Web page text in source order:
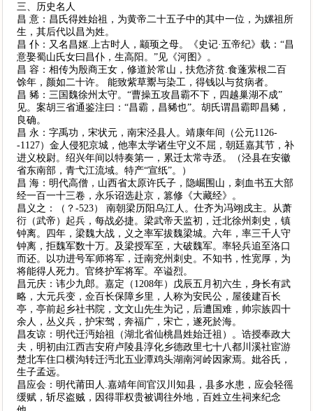
三、历史名人
昌 意：昌氏得姓始祖，为黄帝二十五子中的其中一位，为嫘祖所
生，其后代以昌为姓。
昌 仆：又名昌妪.上古时人，颛顼之母。《史记·五帝纪》载：“昌
意娶蜀山氏女曰昌仆，生高阳。”见《河图》。
昌 容：相传为殷商王女，修道於常山，扶危济贫.食蓬萦根二百
馀年，颜如二十许。 能致紫草鬻与染工，得钱以与贫病者。
昌 豨：三国魏徐州太守。“曹操五攻昌霸不下，四越巢湖不成”
见。案胡三省通鉴注曰：“昌霸，昌豨也”。胡氏谓昌霸即昌豨，
良确。
昌 永：字禹功，宋状元，南宋泾县人。靖康年间（公元1126-
-1127）金人侵犯京城，他率太学诸生守义不屈，朝廷嘉其节，补
进义校尉。绍兴年间以特奏第一，累迁太常寺丞。（泾县在安徽
省东南部，青弋江流域。特产“宣纸”。）
昌 海：明代高僧，山西省太原许氏子，隐崛围山，刺血书五大部
经一百一十三卷，永乐诏选赴京，篡修《大藏经》。
昌义之：（？-523） 南朝梁历阳乌江人。仕齐为冯翊戍主。从萧
衍（武帝）起兵，每战必捷。梁武帝天监初，迁北徐州刺史，镇
钟离。四年，梁魏大战，义之率军拔魏梁城。六年，率三千人守
钟离，拒魏军数十万。及梁授军至，大破魏军。率轻兵追至洛口
而还。以功进号军师将军，迁南兖州刺史。不知书，性宽厚，为
将能得人死力。官终护军将军。卒谥烈。
昌元庆：讳少九郎。嘉定（1208年）戊辰五月初六生，身长有武
略，大元兵变，佥百长保障乡里，人称为安民公，屋後建百长
亭，亭前起乡社书院，文文山先生为记，后遭国难，帅宗族四十
余人，丛义兵，护宋驾，奔福广，宋亡，遂死於海。
昌友谅：明代迁沔始祖（湖北省仙桃昌姓始迁祖）。诰授奉政大
夫，明初由江西吉安府卢陵县淳化乡德政里七十八都川溪社宦游
楚北车住口横沟转迁沔北五业潭鸡头湖南河岭因家焉。妣谷氏，
生子孟远。
昌应会：明代莆田人.嘉靖年间官汉川知县，县多水患，应会轻徭
缓赋，斩尽盗贼，因得罪权贵被调往外地，百姓立生祠来纪念